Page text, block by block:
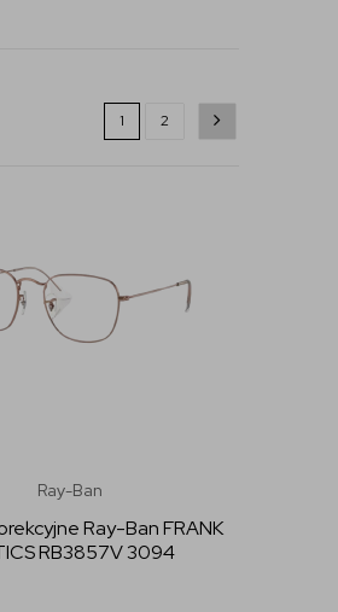
1 2
Ray-Ban
Ray-Ban FRANK
RB3857V 3094